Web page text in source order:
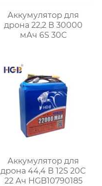
Аккумулятор для
дрона 22,2 В 30000
мАч 6S 30C
Аккумулятор для
дрона 44,4 В 12S 20C
22 Ач HGB10790185